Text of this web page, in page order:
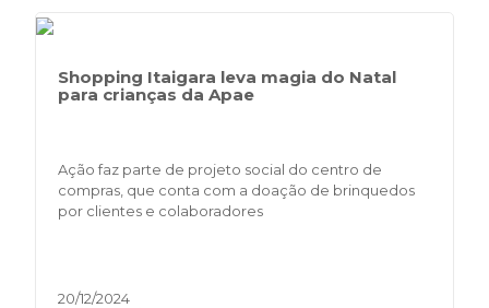
Shopping Itaigara leva magia do Natal
para crianças da Apae
Ação faz parte de projeto social do centro de
compras, que conta com a doação de brinquedos
por clientes e colaboradores
20/12/2024